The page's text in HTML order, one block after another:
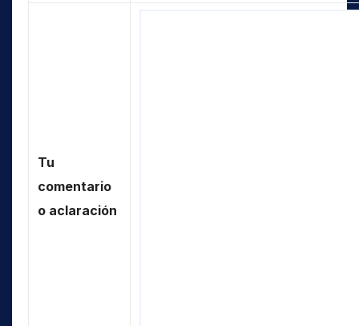
Tu
comentario
o aclaración